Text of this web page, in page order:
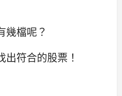
幾檔呢？
符合的股票！